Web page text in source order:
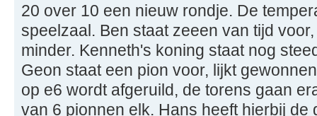
20 over 10 een nieuw rondje. De
speelzaal. Ben staat zeeen van tijd
minder. Kenneth's koning staat nog
Geon staat een pion voor, lijkt
op e6 wordt afgeruild, de torens gaan
van 6 pionnen elk. Hans heeft hierbij de